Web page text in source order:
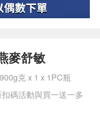
麥舒敏
克 x 1 x 1PC瓶
碼活動與買一送一多